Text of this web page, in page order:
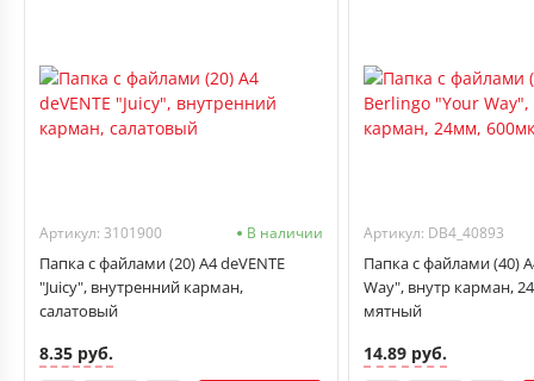
Артикул: 3101900 В наличии
Папка с файлами (20) А4 deVENTE
"Juicy", внутренний карман,
салатовый
8.35 руб.
Артикул: DB4_40893
Папка с файлами (40)
Way", внутр карман,
мятный
14.89 руб.